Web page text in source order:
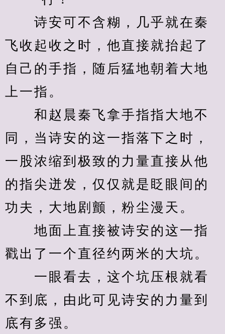
诗安可不含糊，几乎就在秦
飞收起收之时，他直接就抬起了
自己的手指，随后猛地朝着大地
上一指。
和赵晨秦飞拿手指指大地不
同，当诗安的这一指落下之时，
一股浓缩到极致的力量直接从他
的指尖迸发，仅仅就是眨眼间的
功夫，大地剧颤，粉尘漫天。
地面上直接被诗安的这一指
戳出了一个直径约两米的大坑。
一眼看去，这个坑压根就看
不到底，由此可见诗安的力量到
底有多强。